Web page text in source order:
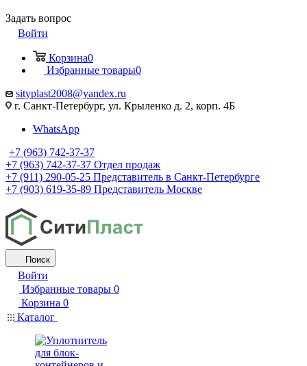
Задать вопрос
Войти
Корзина0
Избранные товары0
sityplast2008@yandex.ru
г. Санкт-Петербург, ул. Крыленко д. 2, корп. 4Б
WhatsApp
+7 (963) 742-37-37
+7 (963) 742-37-37 Отдел продаж
+7 (911) 290-05-25 Представитель в Санкт-Петербурге
+7 (903) 619-35-89 Представитель Москве
Поиск
Войти
Избранные товары 0
Корзина 0
Каталог